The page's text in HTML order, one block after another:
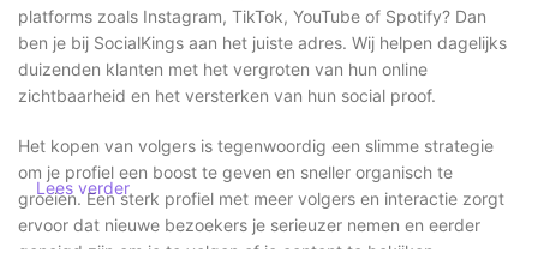
platforms zoals Instagram, TikTok, YouTube of Spotify? Dan
ben je bij SocialKings aan het juiste adres. Wij helpen dagelijks
duizenden klanten met het vergroten van hun online
zichtbaarheid en het versterken van hun social proof.
Het kopen van volgers is tegenwoordig een slimme strategie
om je profiel een boost te geven en sneller organisch te
groeien. Een sterk profiel met meer volgers en interactie zorgt
ervoor dat nieuwe bezoekers je serieuzer nemen en eerder
geneigd zijn om je te volgen of je content te bekijken.
Lees verder